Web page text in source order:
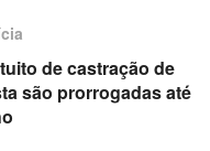
de castração de
são prorrogadas até